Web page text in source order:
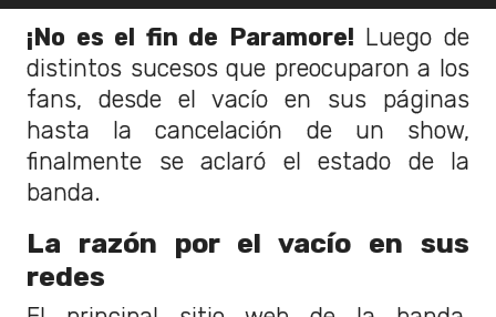
¡No es el fin de Paramore! Luego de
distintos sucesos que preocuparon a los
fans, desde el vacío en sus páginas
hasta la cancelación de un show,
finalmente se aclaró el estado de la
banda.
La razón por el vacío en sus
redes